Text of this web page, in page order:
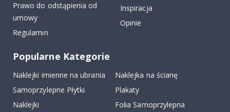
Prawo do odstąpienia od
umowy
Regulamin
Inspiracja
Opinie
Popularne Kategorie
Naklejki imienne na ubrania
Naklejka na ścianę
Samoprzylepne Płytki
Plakaty
Naklejki
Folia Samoprzylepna